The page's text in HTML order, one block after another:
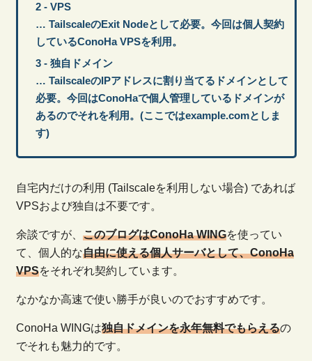
VPS
… TailscaleのExit Nodeとして必要。今回は個人契約
しているConoHa VPSを利用。
独自ドメイン
… TailscaleのIPアドレスに割り当てるドメインとして
必要。今回はConoHaで個人管理しているドメインが
あるのでそれを利用。(ここではexample.comとしま
す)
自宅内だけの利用 (Tailscaleを利用しない場合) であれば
VPSおよび独自は不要です。
余談ですが、 このブログはConoHa WINGを使ってい
て、個人的な自由に使える個人サーバとして、ConoHa
VPSをそれぞれ契約しています。
なかなか高速で使い勝手が良いのでおすすめです。
ConoHa WINGは独自ドメインを永年無料でもらえるの
でそれも魅力的です。